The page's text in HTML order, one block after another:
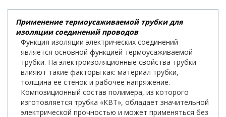
Применение термоусаживаемой трубки для
изоляции соединений проводов
Функция изоляции электрических соединений
является основной функцией термоусаживаемой
трубки. На электроизоляционные свойства трубки
влияют такие факторы как: материал трубки,
толщина ее стенок и рабочее напряжение.
Композиционный состав полимера, из которого
изготовляется трубка «КВТ», обладает значительной
электрической прочностью и может применяться без